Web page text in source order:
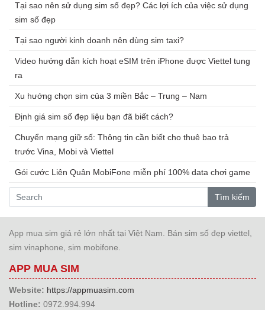
Tại sao nên sử dụng sim số đẹp? Các lợi ích của việc sử dụng
sim số đẹp
Tại sao người kinh doanh nên dùng sim taxi?
Video hướng dẫn kích hoạt eSIM trên iPhone được Viettel tung
ra
Xu hướng chọn sim của 3 miền Bắc – Trung – Nam
Định giá sim số đẹp liệu bạn đã biết cách?
Chuyển mạng giữ số: Thông tin cần biết cho thuê bao trả
trước Vina, Mobi và Viettel
Gói cước Liên Quân MobiFone miễn phí 100% data chơi game
Tìm kiếm
App mua sim giá rẻ lớn nhất tại Việt Nam. Bán sim số đẹp viettel,
sim vinaphone, sim mobifone.
APP MUA SIM
Website: https://appmuasim.com
Hotline: 0972.994.994